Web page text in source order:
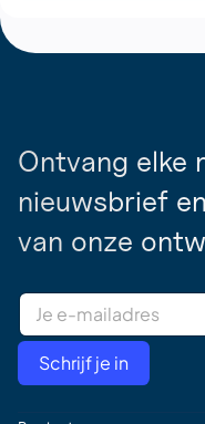
Ontvang elke
nieuwsbrief
van onze
E
a
l
Schrijf je in